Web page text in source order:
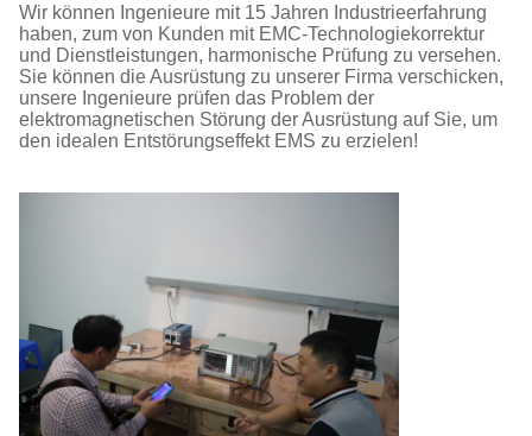
Wir können Ingenieure mit 15 Jahren Industrieerfahrung
haben, zum von Kunden mit EMC-Technologiekorrektur
und Dienstleistungen, harmonische Prüfung zu versehen.
Sie können die Ausrüstung zu unserer Firma verschicken,
unsere Ingenieure prüfen das Problem der
elektromagnetischen Störung der Ausrüstung auf Sie, um
den idealen Entstörungseffekt EMS zu erzielen!